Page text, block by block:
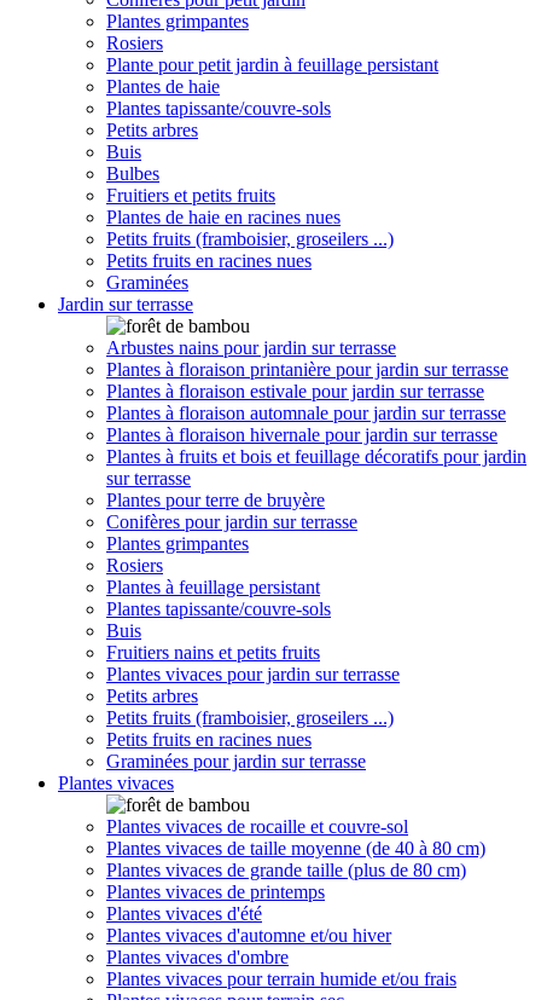
Plantes grimpantes
Rosiers
Plante pour petit jardin à feuillage persistant
Plantes de haie
Plantes tapissante/couvre-sols
Petits arbres
Buis
Bulbes
Fruitiers et petits fruits
Plantes de haie en racines nues
Petits fruits (framboisier, groseilers ...)
Petits fruits en racines nues
Graminées
Jardin sur terrasse
Arbustes nains pour jardin sur terrasse
Plantes à floraison printanière pour jardin sur terrasse
Plantes à floraison estivale pour jardin sur terrasse
Plantes à floraison automnale pour jardin sur terrasse
Plantes à floraison hivernale pour jardin sur terrasse
Plantes à fruits et bois et feuillage décoratifs pour jardin
sur terrasse
Plantes pour terre de bruyère
Conifères pour jardin sur terrasse
Plantes grimpantes
Rosiers
Plantes à feuillage persistant
Plantes tapissante/couvre-sols
Buis
Fruitiers nains et petits fruits
Plantes vivaces pour jardin sur terrasse
Petits arbres
Petits fruits (framboisier, groseilers ...)
Petits fruits en racines nues
Graminées pour jardin sur terrasse
Plantes vivaces
Plantes vivaces de rocaille et couvre-sol
Plantes vivaces de taille moyenne (de 40 à 80 cm)
Plantes vivaces de grande taille (plus de 80 cm)
Plantes vivaces de printemps
Plantes vivaces d'été
Plantes vivaces d'automne et/ou hiver
Plantes vivaces d'ombre
Plantes vivaces pour terrain humide et/ou frais